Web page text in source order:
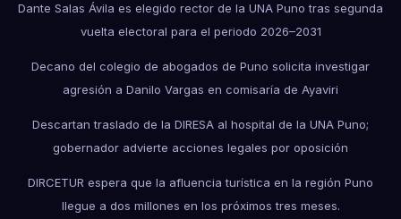
Dante Salas Ávila es elegido rector de la UNA Puno tras segunda
vuelta electoral para el periodo 2026–2031
Decano del colegio de abogados de Puno solicita investigar
agresión a Danilo Vargas en comisaría de Ayaviri
Descartan traslado de la DIRESA al hospital de la UNA Puno;
gobernador advierte acciones legales por oposición
DIRCETUR espera que la afluencia turística en la región Puno
llegue a dos millones en los próximos tres meses.